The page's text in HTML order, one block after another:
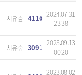
치유숲 4110 2024.07.31
23:38
치유숲 3091
2023.09.13
00:20
2023.08.02